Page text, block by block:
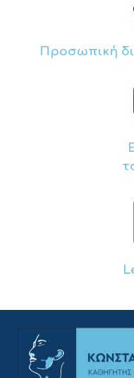
Προσωπική